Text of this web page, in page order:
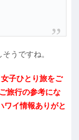
うですね。
子ひとり旅をご
旅行の参考にな
ワイ情報ありがと